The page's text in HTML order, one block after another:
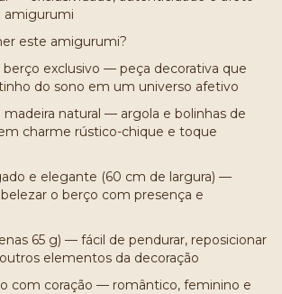
amigurumi
este amigurumi?
exclusivo — peça decorativa que
do sono em um universo afetivo
natural — argola e bolinhas de
charme rústico-chique e toque
e elegante (60 cm de largura) —
o berço com presença e
65 g) — fácil de pendurar, reposicionar
elementos da decoração
com coração — romântico, feminino e